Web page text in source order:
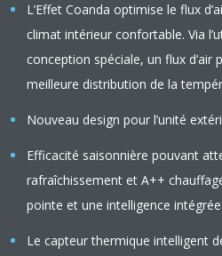
L’Effet Coanda optimise le flux
climat intérieur confortable. Via
conception spéciale, un flux d’air
meilleure distribution de la
Nouveau design pour l’unité
Efficacité saisonnière pouvant
rafraîchissement et A++
pointe et une intelligence intégrée
Le capteur thermique intelligent